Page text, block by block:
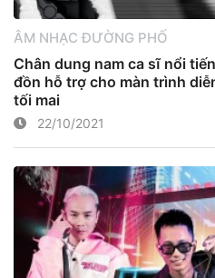
ÂM NHẠC ĐƯỜNG PHỐ
Chân dung nam ca sĩ nổi
đồn hỗ trợ cho màn trình
tối mai
22/10/2021